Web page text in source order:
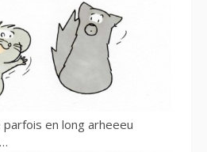
parfois en long arheeeu